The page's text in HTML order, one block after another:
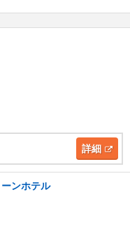
詳細
ンホテル